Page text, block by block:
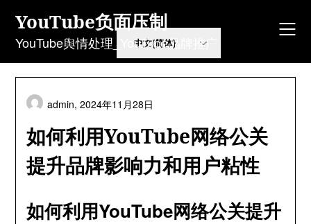
content
YouTube负面压制
YouTube舆情处理_YouTube品牌推广
如何利用YouTube网络公关
提升品牌影响力和用户粘性
admin,2024年11月28日
如何利用YouTube网络公关提升